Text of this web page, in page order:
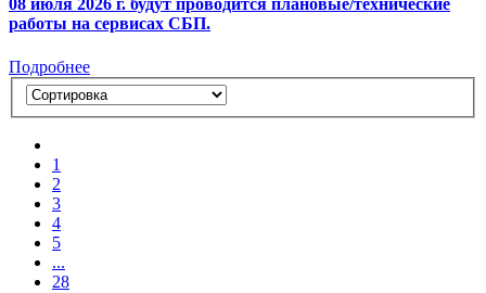
08 июля 2026 г. будут проводится плановые/технические
работы на сервисах СБП.
Подробнее
1
2
3
4
5
...
28